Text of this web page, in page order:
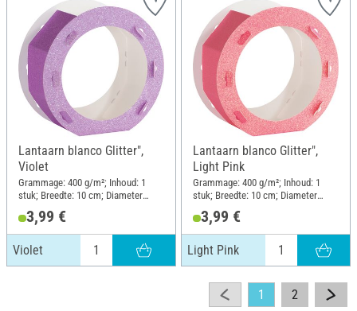
Lantaarn blanco Glitter",
Violet
Grammage: 400 g/m²; Inhoud: 1
stuk; Breedte: 10 cm; Diameter
(buiten): 22 cm; Materiaal: Papier
3,99 €
Violet
Lantaarn blanco Glitter",
Light Pink
Grammage: 400 g/m²; Inhoud: 1
stuk; Breedte: 10 cm; Diameter
(buiten): 22 cm; Materiaal: Papier
3,99 €
Light Pink
1 2